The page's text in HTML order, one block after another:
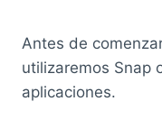
Antes de
utilizaremos Snap
aplicaciones.